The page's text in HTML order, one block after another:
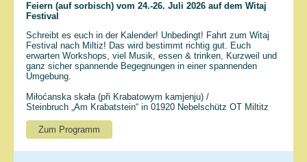
Feiern (auf sorbisch) vom 24.-26. Juli 2026 auf dem Witaj
Festival
Schreibt es euch in der Kalender! Unbedingt! Fahrt zum Witaj
Festival nach Miltiz! Das wird bestimmt richtig gut. Euch
erwarten Workshops, viel Musik, essen & trinken, Kurzweil und
ganz sicher spannende Begegnungen in einer spannenden
Umgebung.
Miłoćanska skała (při Krabatowym kamjenju) /
Steinbruch „Am Krabatstein“ in 01920 Nebelschütz OT Miltitz
Zum Programm